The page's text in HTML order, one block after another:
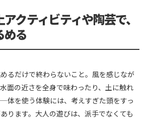
アクティビティや陶芸で、
める
るだけで終わらないこと。風を感じなが
面の近さを全身で味わったり、土に触れ
体を使う体験には、考えすぎた頭をすっ
ります。大人の遊びは、派手でなくても